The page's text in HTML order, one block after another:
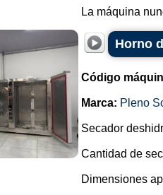
La máquina
Horno
Código
Marca: Pleno
Secador
Cantidad de
Dimensiones